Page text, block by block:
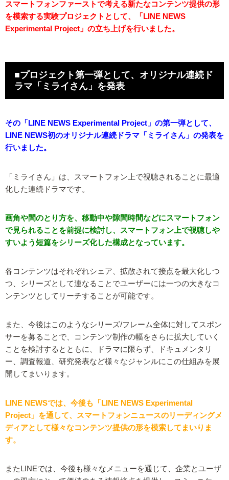
スマートフォンファーストで考える新たなコンテンツ提供の形
を模索する実験プロジェクトとして、「LINE NEWS
Experimental Project」の立ち上げを行いました。
■プロジェクト第一弾として、オリジナル連続ド
ラマ「ミライさん」を発表
その「LINE NEWS Experimental Project」の第一弾として、
LINE NEWS初のオリジナル連続ドラマ「ミライさん」の発表を
行いました。
「ミライさん」は、スマートフォン上で視聴されることに最適
化した連続ドラマです。
画角や間のとり方を、移動中や隙間時間などにスマートフォン
で見られることを前提に検討し、スマートフォン上で視聴しや
すいよう短篇をシリーズ化した構成となっています。
各コンテンツはそれぞれシェア、拡散されて接点を最大化しつ
つ、シリーズとして連なることでユーザーには一つの大きなコ
ンテンツとしてリーチすることが可能です。
また、今後はこのようなシリーズ/フレーム全体に対してスポン
サーを募ることで、コンテンツ制作の幅をさらに拡大していく
ことを検討するとともに、ドラマに限らず、ドキュメンタリ
ー、調査報道、研究発表など様々なジャンルにこの仕組みを展
開してまいります。
LINE NEWSでは、今後も「LINE NEWS Experimental
Project」を通して、スマートフォンニュースのリーディングメ
ディアとして様々なコンテンツ提供の形を模索してまいりま
す。
またLINEでは、今後も様々なメニューを通じて、企業とユーザ